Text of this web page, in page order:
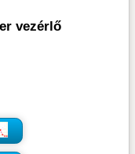
vezérlő